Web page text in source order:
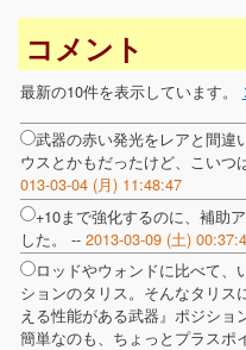
コメント
最新の10件を表示しています。
武器の赤い発光をレアと間違
ウスとかもだったけど、こいつ
013-03-04 (月) 11:48:47
+10まで強化するのに、補助
した。 -- 2013-03-09 (土)
ロッドやウォンドに比べて、
ションのタリス。そんなタリス
える性能がある武器』ポジショ
簡単なのも、ちょっとプラスポ